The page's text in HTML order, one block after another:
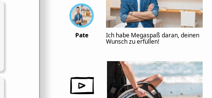
Pate Ich habe Megaspaß daran, deinen
Wunsch zu erfüllen!